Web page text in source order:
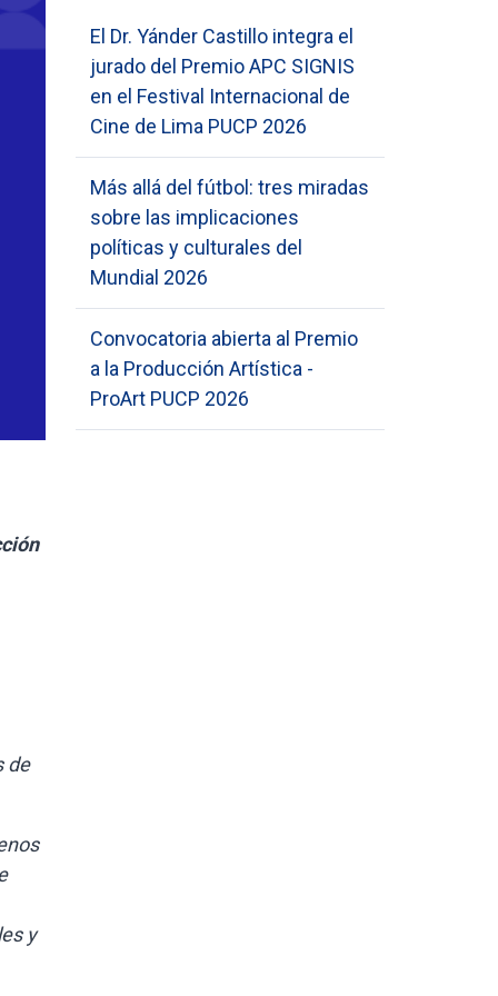
de
y
El Dr. Yánder Castillo integra el
jurado del Premio APC SIGNIS
en el Festival Internacional de
Cine de Lima PUCP 2026
Más allá del fútbol: tres miradas
sobre las implicaciones
políticas y culturales del
Mundial 2026
Convocatoria abierta al Premio
a la Producción Artística -
ProArt PUCP 2026